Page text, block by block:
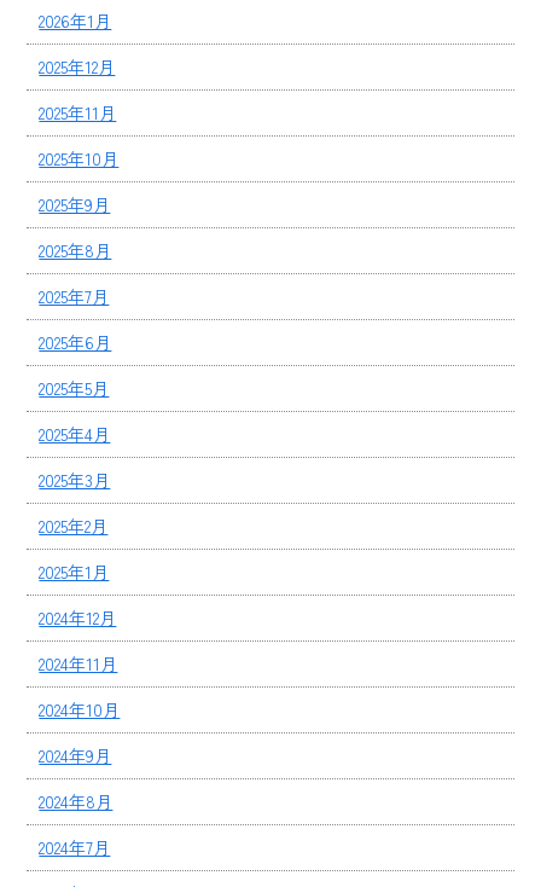
2026年1月
2025年12月
2025年11月
2025年10月
2025年9月
2025年8月
2025年7月
2025年6月
2025年5月
2025年4月
2025年3月
2025年2月
2025年1月
2024年12月
2024年11月
2024年10月
2024年9月
2024年8月
2024年7月